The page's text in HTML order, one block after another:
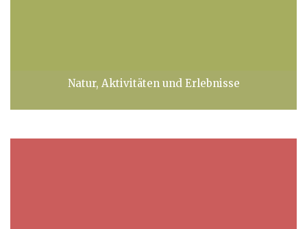
Natur, Aktivitäten und Erlebnisse